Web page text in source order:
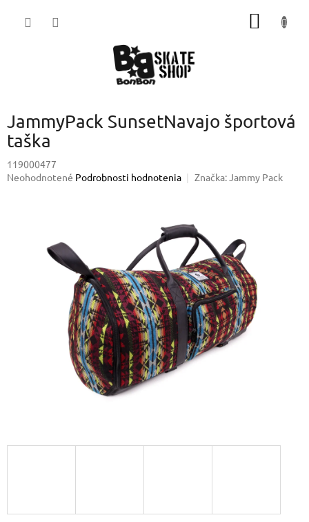
JammyPack SunsetNavajo športová
taška
119000477
Priemerné
Neohodnotené Podrobnosti hodnotenia Značka:Jammy Pack